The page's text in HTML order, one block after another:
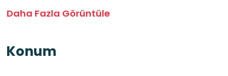
ürün ve magnetlerin satışının gerçekleştiği
geçirebilirsiniz.
Daha Fazla Görüntüle
Konum